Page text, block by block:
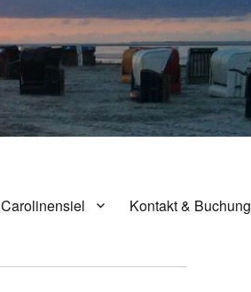
Carolinensiel Kontakt & Buchung